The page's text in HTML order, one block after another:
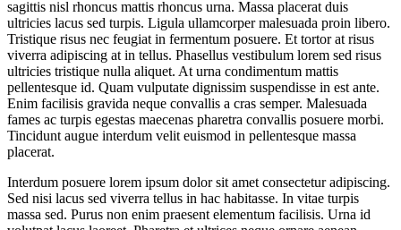
sagittis nisl rhoncus mattis rhoncus urna. Massa placerat duis
ultricies lacus sed turpis. Ligula ullamcorper malesuada proin libero.
Tristique risus nec feugiat in fermentum posuere. Et tortor at risus
viverra adipiscing at in tellus. Phasellus vestibulum lorem sed risus
ultricies tristique nulla aliquet. At urna condimentum mattis
pellentesque id. Quam vulputate dignissim suspendisse in est ante.
Enim facilisis gravida neque convallis a cras semper. Malesuada
fames ac turpis egestas maecenas pharetra convallis posuere morbi.
Tincidunt augue interdum velit euismod in pellentesque massa
placerat.
Interdum posuere lorem ipsum dolor sit amet consectetur adipiscing.
Sed nisi lacus sed viverra tellus in hac habitasse. In vitae turpis
massa sed. Purus non enim praesent elementum facilisis. Urna id